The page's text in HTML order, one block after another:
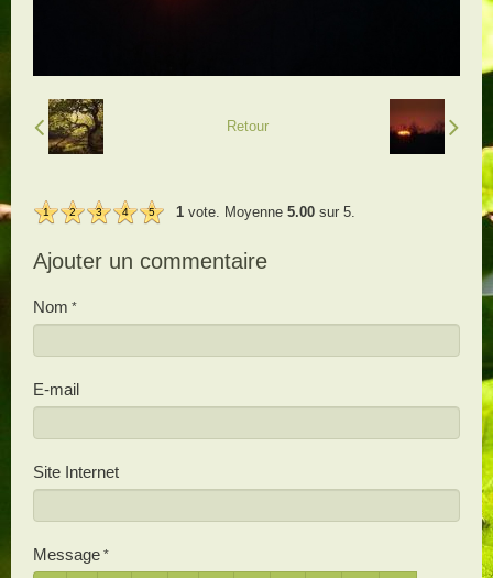
Retour
1 2 3 4 5 1 vote. Moyenne 5.00 sur 5.
Ajouter un commentaire
Nom
E-mail
Site Internet
Message